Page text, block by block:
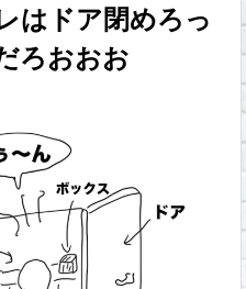
はドア閉めろっ
ろおおお